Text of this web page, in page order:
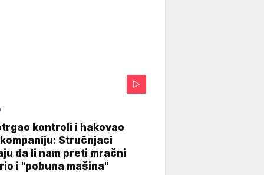
kontroli i hakovao
Stručnjaci
da li nam preti mračni
i "pobuna mašina"